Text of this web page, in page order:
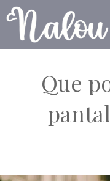
Aller
contenu
Que